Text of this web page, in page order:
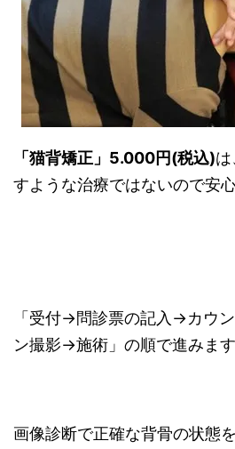
「猫背矯正」5.000円(税込)
すような治療ではないので安心
「受付→問診票の記入→カウ
ン撮影→施術」の順で進みます
画像診断で正確な背骨の状態